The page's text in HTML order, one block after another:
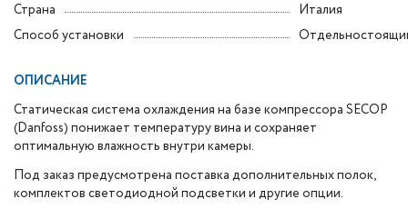
Страна
Италия
Способ установки
ОПИСАНИЕ
Статическая система охлаждения на базе компрессора SECOP
(Danfoss) понижает температуру вина и сохраняет
оптимальную влажность внутри камеры.
Под заказ предусмотрена поставка дополнительных полок,
комплектов светодиодной подсветки и другие опции.